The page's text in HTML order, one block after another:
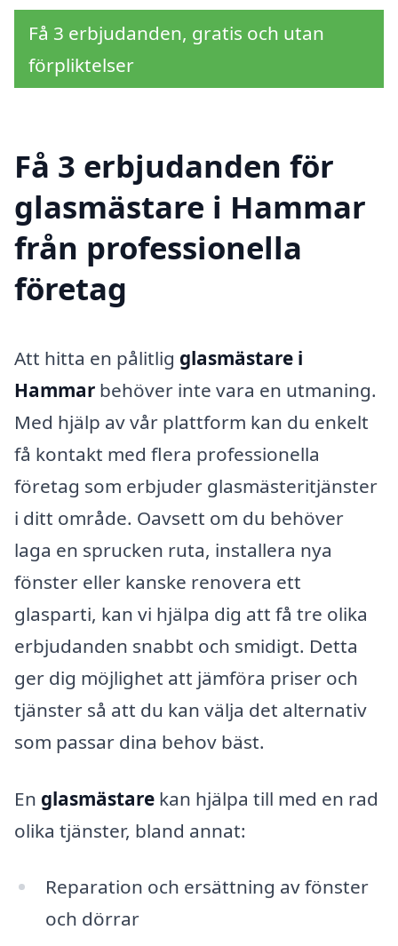
Få 3 erbjudanden, gratis och utan
förpliktelser
Få 3 erbjudanden för
glasmästare i Hammar
från professionella
företag
Att hitta en pålitlig glasmästare i
Hammar behöver inte vara en utmaning.
Med hjälp av vår plattform kan du enkelt
få kontakt med flera professionella
företag som erbjuder glasmästeritjänster
i ditt område. Oavsett om du behöver
laga en sprucken ruta, installera nya
fönster eller kanske renovera ett
glasparti, kan vi hjälpa dig att få tre olika
erbjudanden snabbt och smidigt. Detta
ger dig möjlighet att jämföra priser och
tjänster så att du kan välja det alternativ
som passar dina behov bäst.
En glasmästare kan hjälpa till med en rad
olika tjänster, bland annat:
Reparation och ersättning av fönster
och dörrar